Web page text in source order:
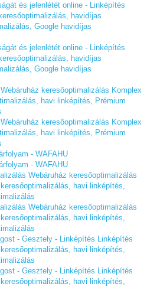
és jelenlétét online - Linképítés
havidíjas
Google havidíjas
és jelenlétét online - Linképítés
havidíjas
Google havidíjas
keresőoptimalizálás Komplex
havi linképítés, Prémium
keresőoptimalizálás Komplex
havi linképítés, Prémium
- WAFAHU
- WAFAHU
Webáruház keresőoptimalizálás
havi linképítés,
Webáruház keresőoptimalizálás
havi linképítés,
- Gesztely - Linképítés Linképítés
havi linképítés,
- Gesztely - Linképítés Linképítés
havi linképítés,